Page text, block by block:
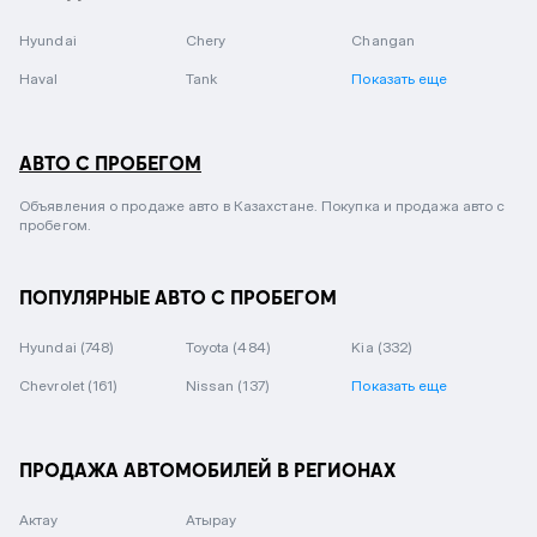
Hyundai Chery Changan
Haval Tank Показать еще
АВТО С ПРОБЕГОМ
Объявления о продаже авто в Казахстане. Покупка и продажа авто с
пробегом.
ПОПУЛЯРНЫЕ АВТО С ПРОБЕГОМ
Hyundai (748) Toyota (484) Kia (332)
Chevrolet (161) Nissan (137) Показать еще
ПРОДАЖА АВТОМОБИЛЕЙ В РЕГИОНАХ
Актау Атырау